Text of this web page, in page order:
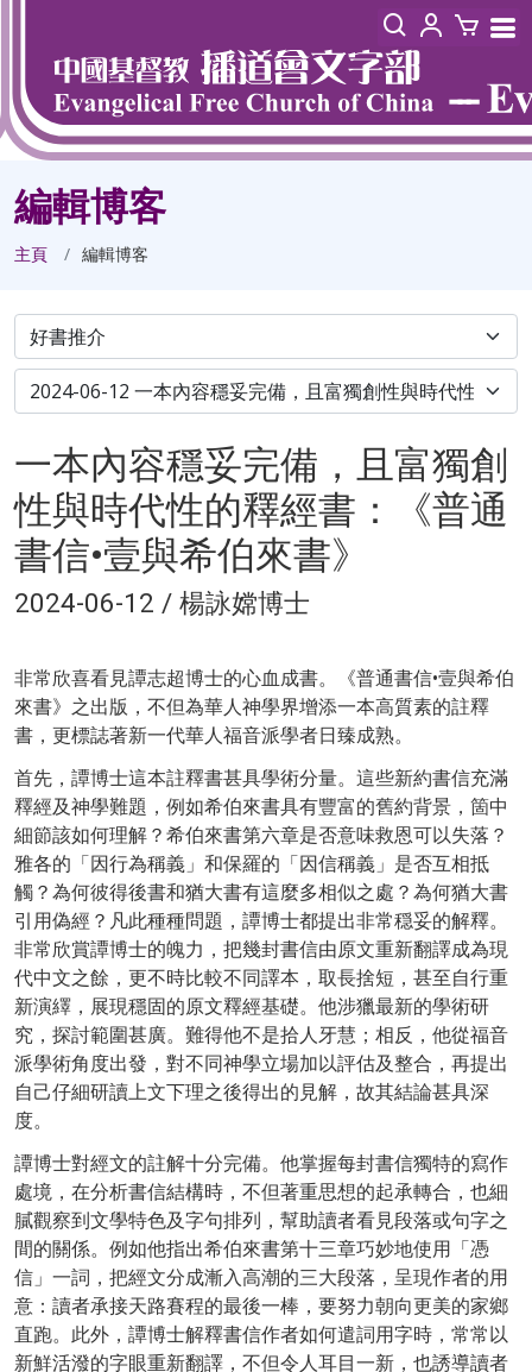
編輯博客
主頁 編輯博客
一本內容穩妥完備，且富獨創
性與時代性的釋經書：《普通
書信•壹與希伯來書》
2024-06-12 / 楊詠嫦博士
非常欣喜看見譚志超博士的心血成書。《普通書信•壹與希伯
來書》之出版，不但為華人神學界增添一本高質素的註釋
書，更標誌著新一代華人福音派學者日臻成熟。
首先，譚博士這本註釋書甚具學術分量。這些新約書信充滿
釋經及神學難題，例如希伯來書具有豐富的舊約背景，箇中
細節該如何理解？希伯來書第六章是否意味救恩可以失落？
雅各的「因行為稱義」和保羅的「因信稱義」是否互相抵
觸？為何彼得後書和猶大書有這麼多相似之處？為何猶大書
引用偽經？凡此種種問題，譚博士都提出非常穏妥的解釋。
非常欣賞譚博士的魄力，把幾封書信由原文重新翻譯成為現
代中文之餘，更不時比較不同譯本，取長捨短，甚至自行重
新演繹，展現穩固的原文釋經基礎。他涉獵最新的學術研
究，探討範圍甚廣。難得他不是拾人牙慧；相反，他從福音
派學術角度出發，對不同神學立場加以評估及整合，再提出
自己仔細研讀上文下理之後得出的見解，故其結論甚具深
度。
譚博士對經文的註解十分完備。他掌握每封書信獨特的寫作
處境，在分析書信結構時，不但著重思想的起承轉合，也細
膩觀察到文學特色及字句排列，幫助讀者看見段落或句字之
間的關係。例如他指出希伯來書第十三章巧妙地使用「憑
信」一詞，把經文分成漸入高潮的三大段落，呈現作者的用
意：讀者承接天路賽程的最後一棒，要努力朝向更美的家鄉
直跑。此外，譚博士解釋書信作者如何遣詞用字時，常常以
新鮮活潑的字眼重新翻譯，不但令人耳目一新，也誘導讀者